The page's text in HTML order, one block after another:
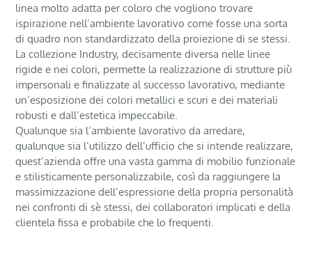
linea molto adatta per coloro che vogliono trovare
ispirazione nell’ambiente lavorativo come fosse una sorta
di quadro non standardizzato della proiezione di se stessi.
La collezione Industry, decisamente diversa nelle linee
rigide e nei colori, permette la realizzazione di strutture più
impersonali e finalizzate al successo lavorativo, mediante
un’esposizione dei colori metallici e scuri e dei materiali
robusti e dall’estetica impeccabile.
Qualunque sia l’ambiente lavorativo da arredare,
qualunque sia l’utilizzo dell’ufficio che si intende realizzare,
quest’azienda offre una vasta gamma di mobilio funzionale
e stilisticamente personalizzabile, così da raggiungere la
massimizzazione dell’espressione della propria personalità
nei confronti di sè stessi, dei collaboratori implicati e della
clientela fissa e probabile che lo frequenti.